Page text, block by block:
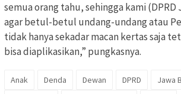
semua orang tahu, sehingga kami
agar betul-betul undang-undang atau
tidak hanya sekadar macan kertas saja
bisa diaplikasikan,” pungkasnya.
Anak Denda Dewan DPRD Jawa